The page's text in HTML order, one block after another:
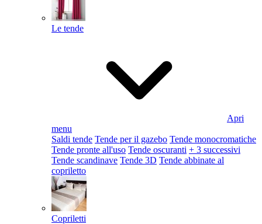
Le tende
Apri
menu
Saldi tende Tende per il gazebo Tende monocromatiche
Tende pronte all'uso Tende oscuranti + 3 successivi
Tende scandinave Tende 3D Tende abbinate al
copriletto
Copriletti